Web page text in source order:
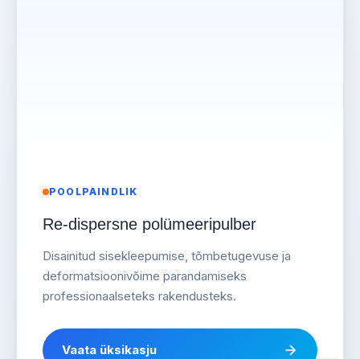
POOLPAINDLIK
Re-dispersne polümeeripulber
Disainitud sisekleepumise, tõmbetugevuse ja
deformatsioonivõime parandamiseks
professionaalseteks rakendusteks.
Vaata üksikasju